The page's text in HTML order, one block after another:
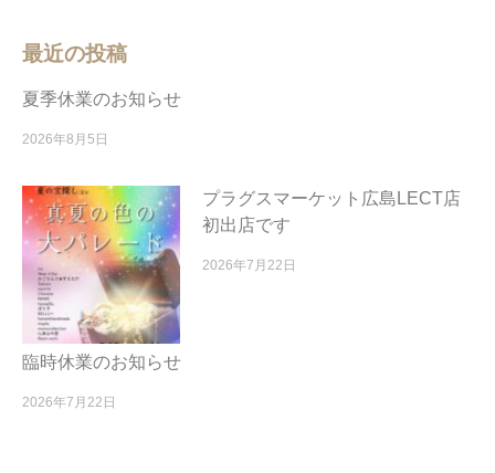
最近の投稿
夏季休業のお知らせ
2026年8月5日
プラグスマーケット広島LECT店
初出店です
2026年7月22日
臨時休業のお知らせ
2026年7月22日